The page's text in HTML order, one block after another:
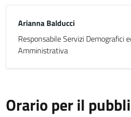
Arianna Balducci
Responsabile Servizi Demografici
Amministrativa
Orario per il